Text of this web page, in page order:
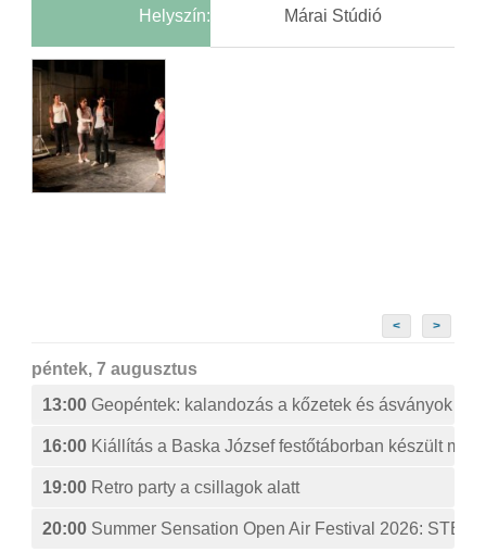
Helyszín: Márai Stúdió
< >
péntek, 7 augusztus
13:00 Geopéntek: kalandozás a kőzetek és ásványok
16:00 Kiállítás a Baska József festőtáborban készült
19:00 Retro party a csillagok alatt
20:00 Summer Sensation Open Air Festival 2026: